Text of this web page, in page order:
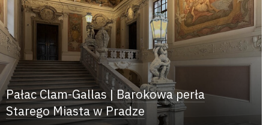
Pałac Clam-Gallas | Barokowa perła
Starego Miasta w Pradze